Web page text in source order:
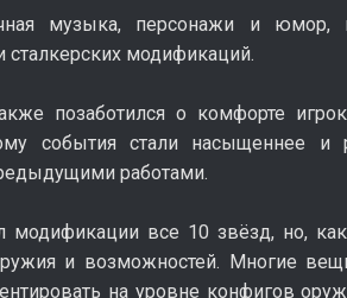
музыка, персонажи и юмор,
сталкерских модификаций.
позаботился о комфорте
события стали насыщеннее
работами.
модификации все 10 звёзд, но,
и возможностей. Многие
на уровне конфигов